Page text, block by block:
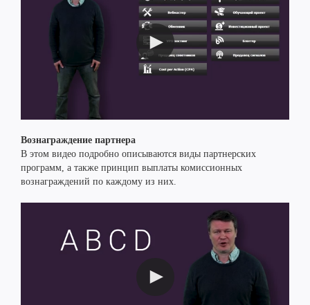
Вознаграждение партнера
В этом видео подробно описываются виды партнерских
программ, а также принцип выплаты комиссионных
вознаграждений по каждому из них.